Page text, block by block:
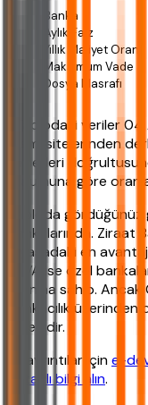
*Tablodaki veriler
resmi sitelerinden
hedefleri
durumuna göre
Tabloda
bankalarında. Ziraat
piyasadaki en
BBVA ise özel
oranına sahip.
bankacılık
sürecidir.
Ek ayrıntılar içine-
detaylı bilgi alın.